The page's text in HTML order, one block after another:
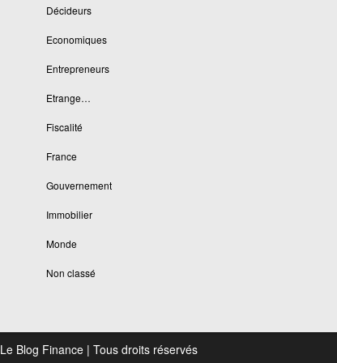
Décideurs
Economiques
Entrepreneurs
Etrange…
Fiscalité
France
Gouvernement
Immobilier
Monde
Non classé
Le Blog Finance | Tous droits réservés